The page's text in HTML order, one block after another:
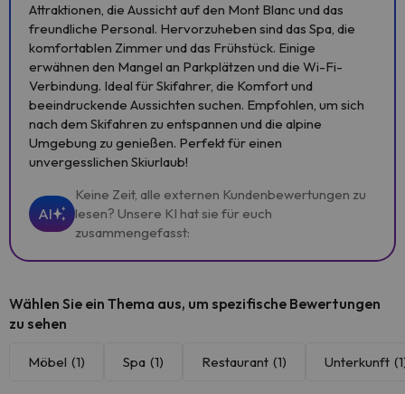
Attraktionen, die Aussicht auf den Mont Blanc und das
freundliche Personal. Hervorzuheben sind das Spa, die
komfortablen Zimmer und das Frühstück. Einige
erwähnen den Mangel an Parkplätzen und die Wi-Fi-
Verbindung. Ideal für Skifahrer, die Komfort und
beeindruckende Aussichten suchen. Empfohlen, um sich
nach dem Skifahren zu entspannen und die alpine
Umgebung zu genießen. Perfekt für einen
unvergesslichen Skiurlaub!
AI
Keine Zeit, alle externen Kundenbewertungen zu
lesen? Unsere KI hat sie für euch
zusammengefasst:
Wählen Sie ein Thema aus, um spezifische Bewertungen
zu sehen
Möbel (1) Spa (1) Restaurant (1) Unterkunft